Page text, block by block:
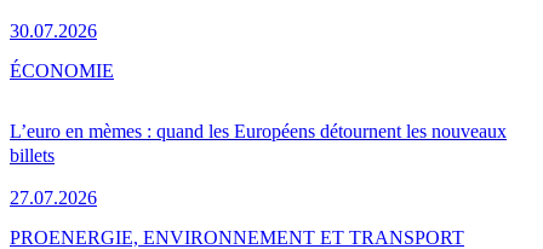
30.07.2026
L’euro en mèmes : quand les Européens détournent les nouveaux
billets
27.07.2026
ÉCONOMIE
PROENERGIE, ENVIRONNEMENT ET TRANSPORT